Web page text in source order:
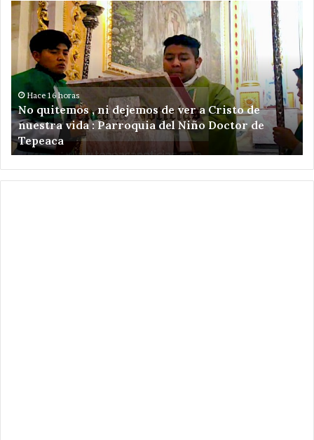
No
quitemos
dejemos
de
ver
a
Cristo
de
nuestra
vida
:
Hace 16 horas
No quitemos , ni dejemos de ver a Cristo de
nuestra vida : Parroquia del Niño Doctor de
Tepeaca
LP
en
la
9